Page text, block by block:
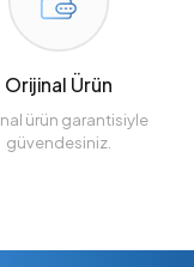
Orijinal Ürün
ürün garantisiyle
güvendesiniz.